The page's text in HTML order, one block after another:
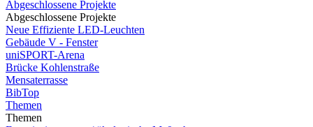
Abgeschlossene Projekte
Abgeschlossene Projekte
Neue Effiziente LED-Leuchten
Gebäude V - Fenster
uniSPORT-Arena
Brücke Kohlenstraße
Mensaterrasse
BibTop
Themen
Themen